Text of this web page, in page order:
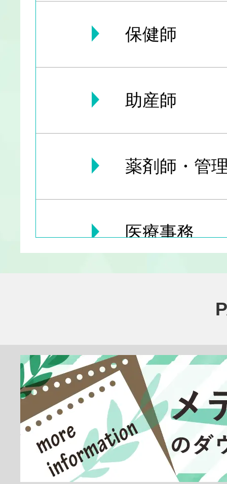
保健師
助産師
薬剤師・管
医療事務
臨床検査技
放射線技師